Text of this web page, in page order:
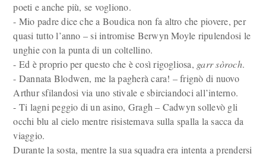
poeti e anche più, se vogliono.
- Mio padre dice che a Boudica non fa altro che piovere, per
quasi tutto l’anno – si intromise Berwyn Moyle ripulendosi le
unghie con la punta di un coltellino.
- Ed è proprio per questo che è così rigogliosa, garrsòroch.
- Dannata Blodwen, me la pagherà cara! – frignò di nuovo
Arthur sfilandosi via uno stivale e sbirciandoci all’interno.
- Ti lagni peggio di un asino, Gragh – Cadwyn sollevò gli
occhi blu al cielo mentre risistemava sulla spalla la sacca da
viaggio.
Durante la sosta, mentre la sua squadra era intenta a prendersi